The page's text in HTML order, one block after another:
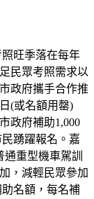
照旺季落在每年
民眾考照需求以
政府攜手合作推
(或名額用罄)
政府補助1,000
踴躍報名。嘉
重型機車駕訓
，減輕民眾參加
名額，每名補